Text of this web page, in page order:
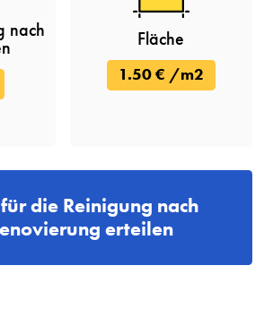
nach
Fläche
1.50 € /m2
die Reinigung nach
erteilen